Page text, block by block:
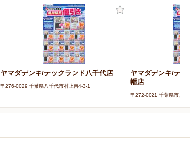
ヤマダデンキ/テックランド八千代店
〒276-0029 千葉県八千代市村上南4-3-1
ヤマダデンキ/テッ
幡店
〒272-0021 千葉県市川市